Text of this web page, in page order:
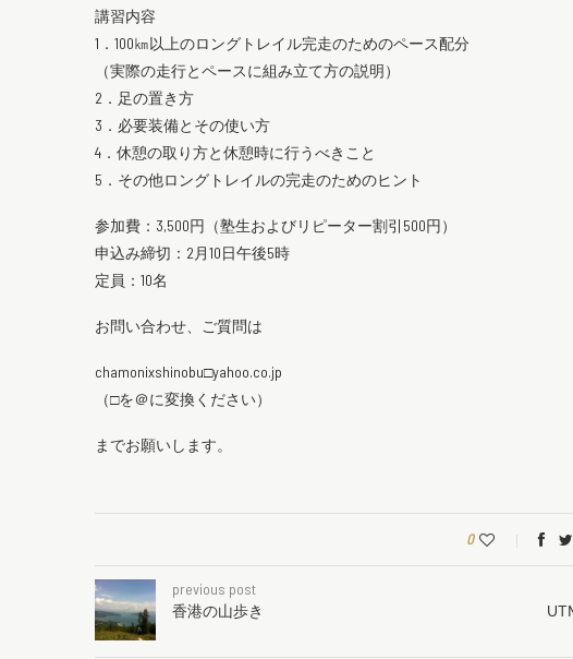
講習内容
1．100㎞以上のロングトレイル完走のためのペース配分
（実際の走行とペースに組み立て方の説明）
2．足の置き方
3．必要装備とその使い方
4．休憩の取り方と休憩時に行うべきこと
5．その他ロングトレイルの完走のためのヒント
参加費：3,500円（塾生およびリピーター割引500円）
申込み締切：2月10日午後5時
定員：10名
お問い合わせ、ご質問は
chamonixshinobu□yahoo.co.jp
（□を＠に変換ください）
までお願いします。
0
previous post
香港の山歩き